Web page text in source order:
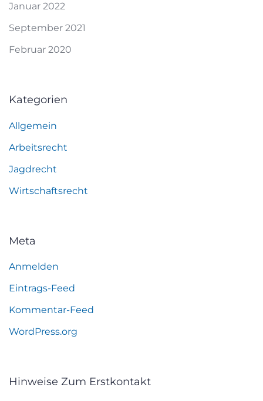
Januar 2022
September 2021
Februar 2020
Kategorien
Allgemein
Arbeitsrecht
Jagdrecht
Wirtschaftsrecht
Meta
Anmelden
Eintrags-Feed
Kommentar-Feed
WordPress.org
Hinweise Zum Erstkontakt